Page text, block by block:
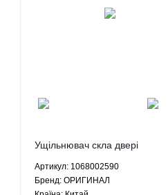
Ущільнювач скла двері
Емгранд ЕЦ7 Geely Emgrand
EC7 - 1068002590 ОРИГИНАЛ
Артикул: 1068002590
Брeнд: ОРИГИНАЛ